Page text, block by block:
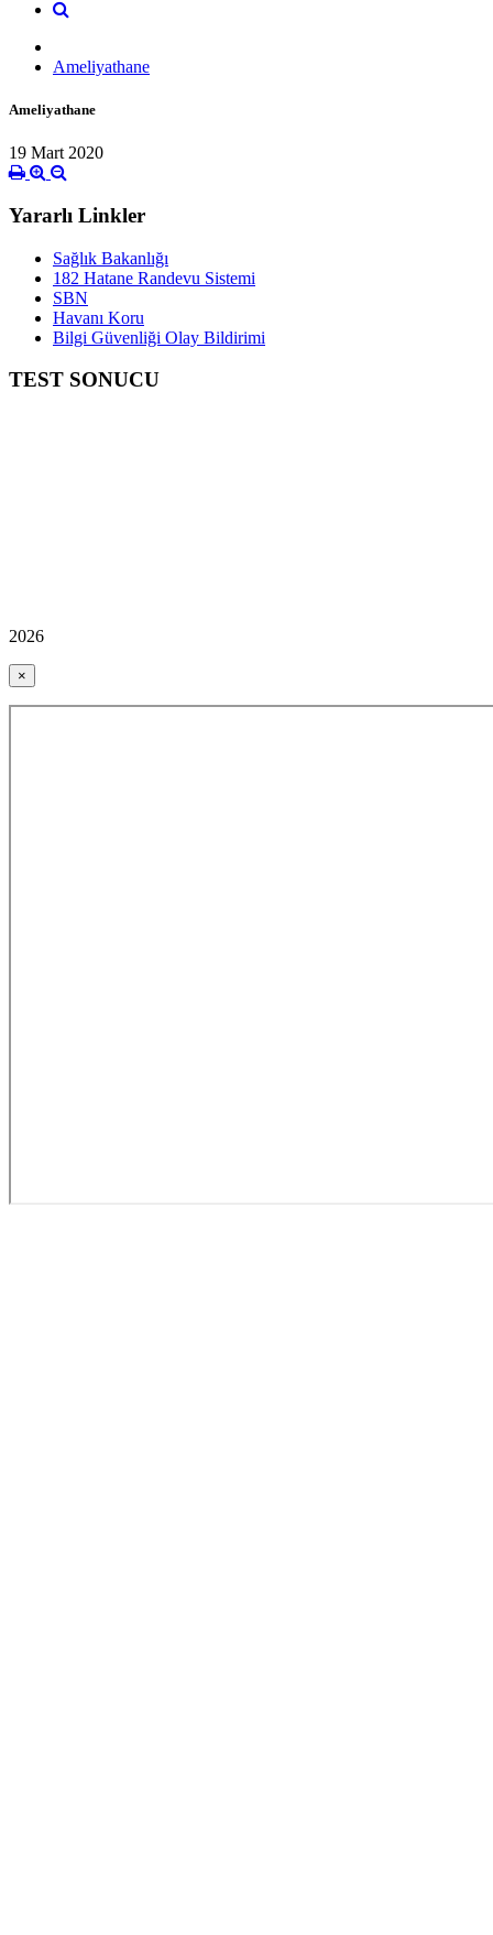
Ameliyathane
Ameliyathane
19 Mart 2020
Yararlı Linkler
Sağlık Bakanlığı
182 Hatane Randevu Sistemi
SBN
Havanı Koru
Bilgi Güvenliği Olay Bildirimi
TEST SONUCU
2026
×